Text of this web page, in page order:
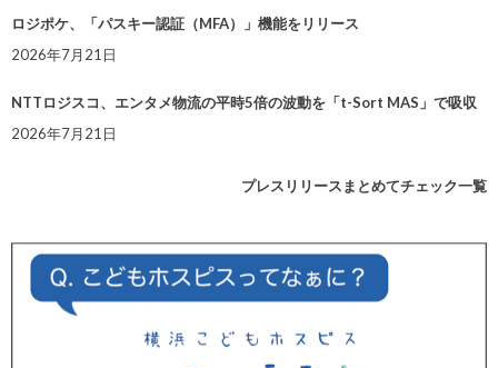
ロジポケ、「パスキー認証（MFA）」機能をリリース
2026年7月21日
NTTロジスコ、エンタメ物流の平時5倍の波動を「t-Sort MAS」で吸収
2026年7月21日
プレスリリースまとめてチェック一覧